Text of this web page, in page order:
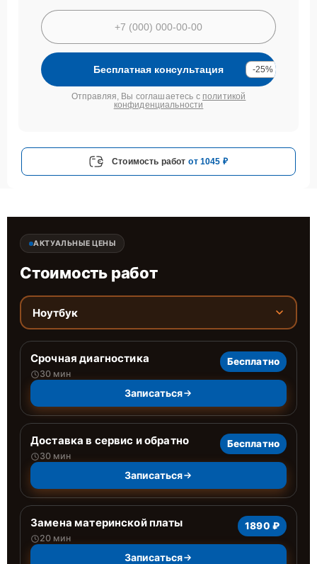
Бесплатная консультация -25%
Отправляя, Вы соглашаетесь с политикой
конфиденциальности
Стоимость работ от 1045 ₽
АКТУАЛЬНЫЕ ЦЕНЫ
Стоимость работ
Ноутбук
Срочная диагностика
30 мин
Бесплатно
Записаться
Доставка в сервис и обратно
30 мин
Бесплатно
Записаться
Замена материнской платы
20 мин
1890 ₽
Записаться